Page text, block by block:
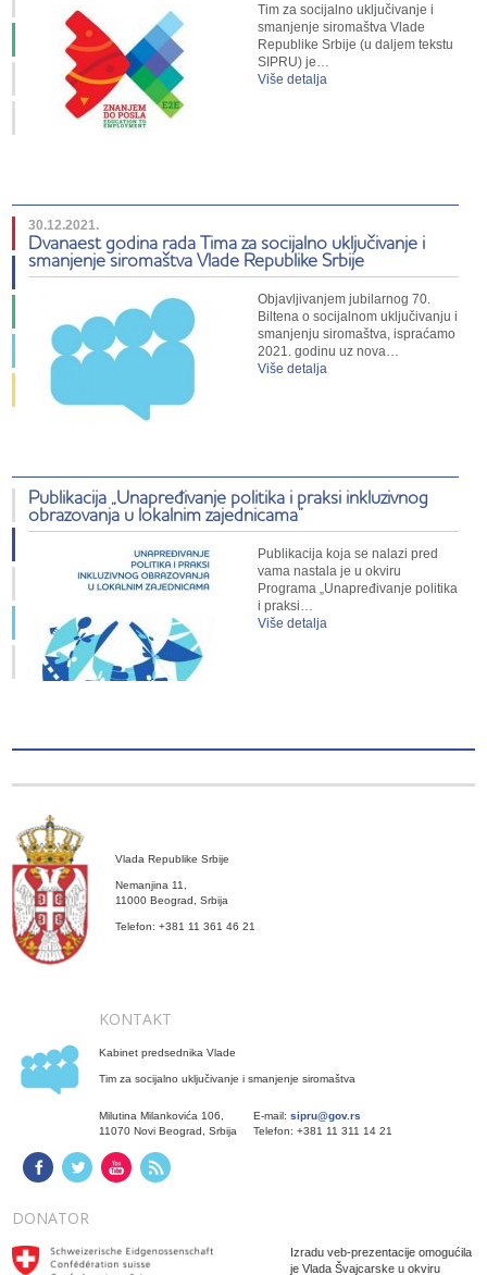
Tim za socijalno uključivanje i
smanjenje siromaštva Vlade
Republike Srbije (u daljem tekstu
SIPRU) je…
Više detalja
30.12.2021.
Dvanaest godina rada Tima za socijalno uključivanje i
smanjenje siromaštva Vlade Republike Srbije
Objavljivanjem jubilarnog 70.
Biltena o socijalnom uključivanju i
smanjenju siromaštva, ispraćamo
2021. godinu uz nova…
Više detalja
Publikacija „Unapređivanje politika i praksi inkluzivnog
obrazovanja u lokalnim zajednicama”
Publikacija koja se nalazi pred
vama nastala je u okviru
Programa „Unapređivanje politika
i praksi…
Više detalja
Vlada Republike Srbije
Nemanjina 11,
11000 Beograd, Srbija
Telefon: +381 11 361 46 21
KONTAKT
Kabinet predsednika Vlade
Tim za socijalno uključivanje i smanjenje siromaštva
Milutina Milankovića 106,
11070 Novi Beograd, Srbija
E-mail:sipru@gov.rs
Telefon: +381 11 311 14 21
DONATOR
Izradu veb-prezentacije omogućila
je Vlada Švajcarske u okviru